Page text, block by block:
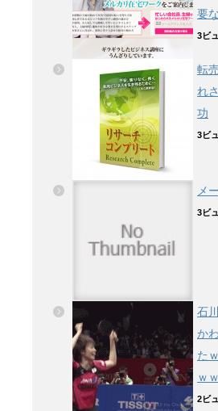
要
3ビ
転
れ
功
3ビ
メ
3ビ
石
か
た
ｗ
2ビ